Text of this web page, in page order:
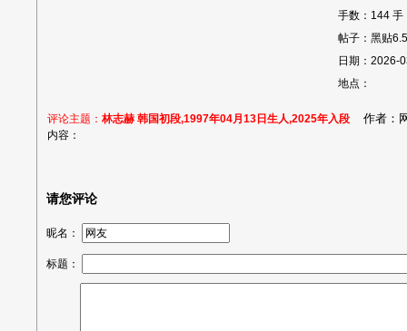
手数：144 手
帖子：黑贴
日期：2026-
地点：
评论主题： 林志赫 韩国初段,1997年04月13日生人,2025年入段 作者：
内容：
请您评论
昵名：
标题：